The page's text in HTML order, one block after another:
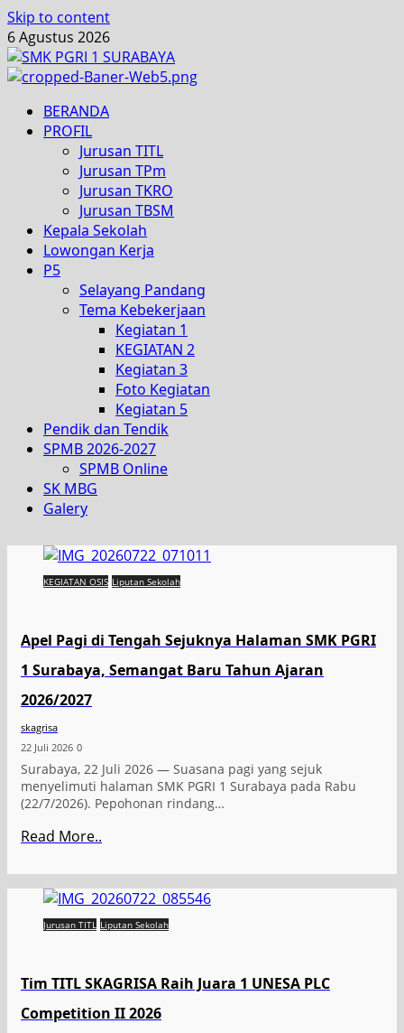
Skip to content
6 Agustus 2026
BERANDA
PROFIL
Jurusan TITL
Jurusan TPm
Jurusan TKRO
Jurusan TBSM
Kepala Sekolah
Lowongan Kerja
P5
Selayang Pandang
Tema Kebekerjaan
Kegiatan 1
KEGIATAN 2
Kegiatan 3
Foto Kegiatan
Kegiatan 5
Pendik dan Tendik
SPMB 2026-2027
SPMB Online
SK MBG
Galery
KEGIATAN OSIS Liputan Sekolah
Apel Pagi di Tengah Sejuknya Halaman SMK PGRI
1 Surabaya, Semangat Baru Tahun Ajaran
2026/2027
skagrisa
22 Juli 2026 0
Surabaya, 22 Juli 2026 — Suasana pagi yang sejuk
menyelimuti halaman SMK PGRI 1 Surabaya pada Rabu
(22/7/2026). Pepohonan rindang…
Read More..
Jurusan TITL Liputan Sekolah
Tim TITL SKAGRISA Raih Juara 1 UNESA PLC
Competition II 2026